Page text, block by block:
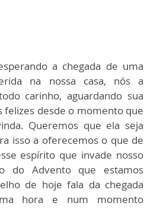
a chegada de uma
na nossa casa, nós a
carinho, aguardando sua
felizes desde o momento que
Queremos que ela seja
isso a oferecemos o que de
espírito que invade nosso
do Advento que estamos
de hoje fala da chegada
hora e num momento